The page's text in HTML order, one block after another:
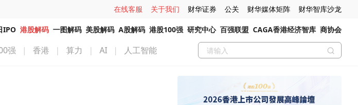
在线客服 关于我们 财华证券 公关 财华媒体矩阵 财华智库沙龙
IPO 港股解码 一图解码 美股解码 A股解码 港股100强 研究中心 百强联盟 CAGA香港经济智库 商协会
强 | 香港 | 算力 | AI | 人工智能